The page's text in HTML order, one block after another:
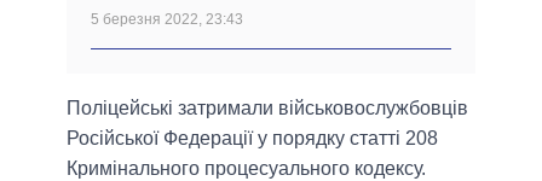
5 березня 2022, 23:43
Поліцейські затримали військовослужбовців
Російської Федерації у порядку статті 208
Кримінального процесуального кодексу.